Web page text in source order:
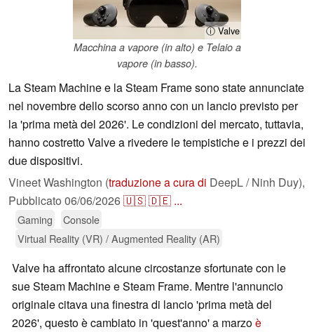
ⓘ Valve
Macchina a vapore (in alto) e Telaio a
vapore (in basso).
La Steam Machine e la Steam Frame sono state annunciate
nel novembre dello scorso anno con un lancio previsto per
la 'prima metà del 2026'. Le condizioni del mercato, tuttavia,
hanno costretto Valve a rivedere le tempistiche e i prezzi dei
due dispositivi.
Vineet Washington (traduzione a cura di DeepL / Ninh Duy),
Pubblicato 06/06/2026🇺🇸🇩🇪 ...
Gaming
Console
Virtual Reality (VR) / Augmented Reality (AR)
Valve ha affrontato alcune circostanze sfortunate con le
sue Steam Machine e Steam Frame. Mentre l'annuncio
originale citava una finestra di lancio 'prima metà del
2026', questo è cambiato in 'quest'anno' a marzoè